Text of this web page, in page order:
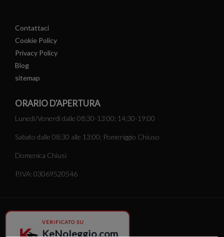
Contattaci
Cookie Policy
Privacy Policy
Blog
sitemap
ORARIO D'APERTURA
Lunedì/Venerdì dalle 08:30-13:00; 14;30-19:00
Sabato dalle 08:30 alle 13:00; Pomeriggio Chiuso
Domenica Chiusi
P.IVA: 03069520546
VERIFICATO SU
KeNoleggio.com